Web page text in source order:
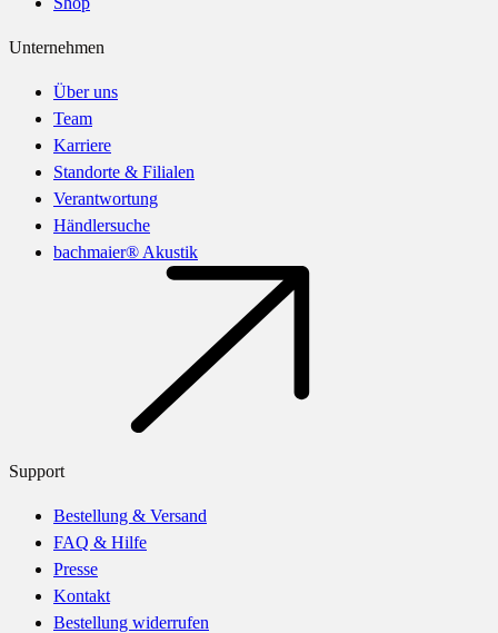
Unternehmen
Über uns
Team
Karriere
Standorte & Filialen
Verantwortung
Händlersuche
bachmaier® Akustik
Support
Bestellung & Versand
FAQ & Hilfe
Presse
Kontakt
Bestellung widerrufen